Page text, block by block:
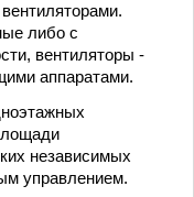
либо с
вентиляторы -
аппаратами.
независимых
управлением.